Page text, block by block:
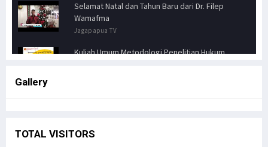
Selamat Natal dan Tahun Baru dari Dr. Filep
Wamafma
Jagapapua TV
Kuliah Umum Metodologi Penelitian Hukum
Jagapapua TV
Gallery
TOTAL VISITORS